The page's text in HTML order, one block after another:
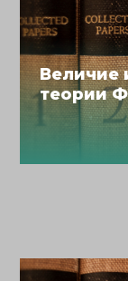
Величие
теории